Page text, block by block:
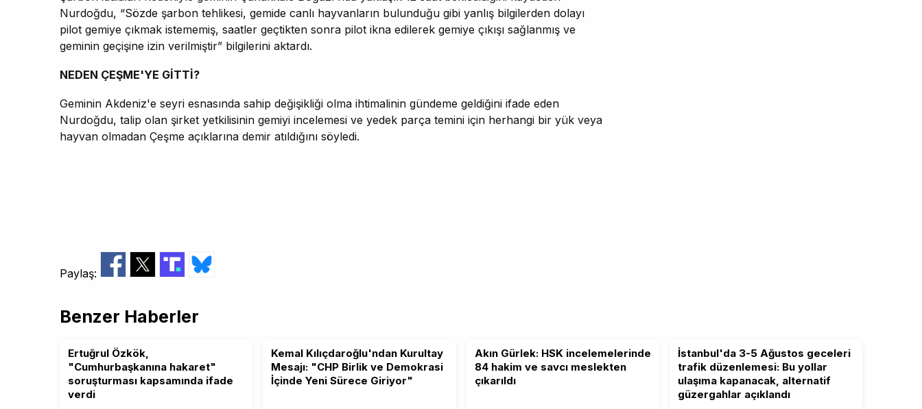
Nurdoğdu, “Sözde şarbon tehlikesi, gemide canlı hayvanların bulunduğu gibi yanlış bilgilerden dolayı
pilot gemiye çıkmak istememiş, saatler geçtikten sonra pilot ikna edilerek gemiye çıkışı sağlanmış ve
geminin geçişine izin verilmiştir” bilgilerini aktardı.
NEDEN ÇEŞME'YE GİTTİ?
Geminin Akdeniz'e seyri esnasında sahip değişikliği olma ihtimalinin gündeme geldiğini ifade eden
Nurdoğdu, talip olan şirket yetkilisinin gemiyi incelemesi ve yedek parça temini için herhangi bir yük veya
hayvan olmadan Çeşme açıklarına demir atıldığını söyledi.
Paylaş:
Benzer Haberler
Ertuğrul Özkök,
"Cumhurbaşkanına hakaret"
soruşturması kapsamında ifade
verdi
Kemal Kılıçdaroğlu'ndan Kurultay
Mesajı: "CHP Birlik ve Demokrasi
İçinde Yeni Sürece Giriyor"
Akın Gürlek: HSK incelemelerinde
84 hakim ve savcı meslekten
çıkarıldı
İstanbul'da 3-5 Ağustos geceleri
trafik düzenlemesi: Bu yollar
ulaşıma kapanacak, alternatif
güzergahlar açıklandı